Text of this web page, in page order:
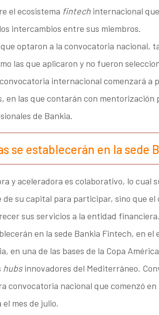
el ecosistema fintechinternacional
intercambios entre sus miembros.
optaron a la convocatoria nacional,
las que aplicaron y no fueron
internacional comenzará a
en las que contarán con mentorización
de Bankia.
se establecerán en la sede
y aceleradora es colaborativo, lo cual
de su capital para participar, sino que
sus servicios a la entidad financiera.
en la sede Bankia Fintech, en el
en una de las bases de la Copa
hubsinnovadores del Mediterráneo.
convocatoria nacional que comenzó en
mes de julio.